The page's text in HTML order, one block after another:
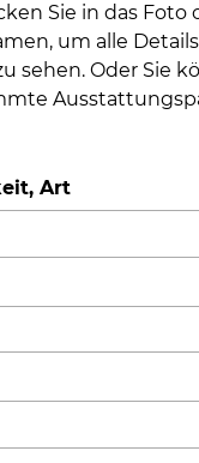
Sie in das Foto
um alle
sehen. Oder Sie
Art